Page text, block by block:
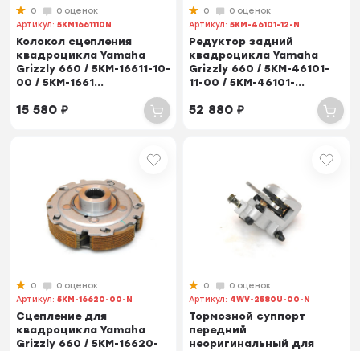
0
0 оценок
Артикул:5KM1661110N
Колокол сцепления
квадроцикла Yamaha
Grizzly 660 / 5KM-16611-10-
00 / 5KM-1661...
15 580₽
0
0 оценок
Артикул:5KM-46101-12-N
Редуктор задний
квадроцикла Yamaha
Grizzly 660 / 5KM-46101-
11-00 / 5KM-46101-...
52 880₽
0
0 оценок
Артикул:5KM-16620-00-N
Сцепление для
квадроцикла Yamaha
Grizzly 660 / 5KM-16620-
0
0 оценок
Артикул: 4WV-2580U-00-N
Тормозной суппорт
передний
неоригинальный для